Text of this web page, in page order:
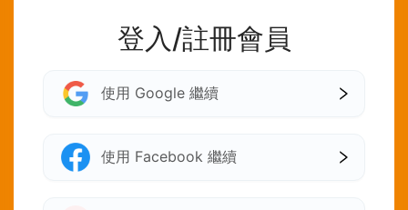
登入/註冊會員
使用 Google 繼續
使用 Facebook 繼續